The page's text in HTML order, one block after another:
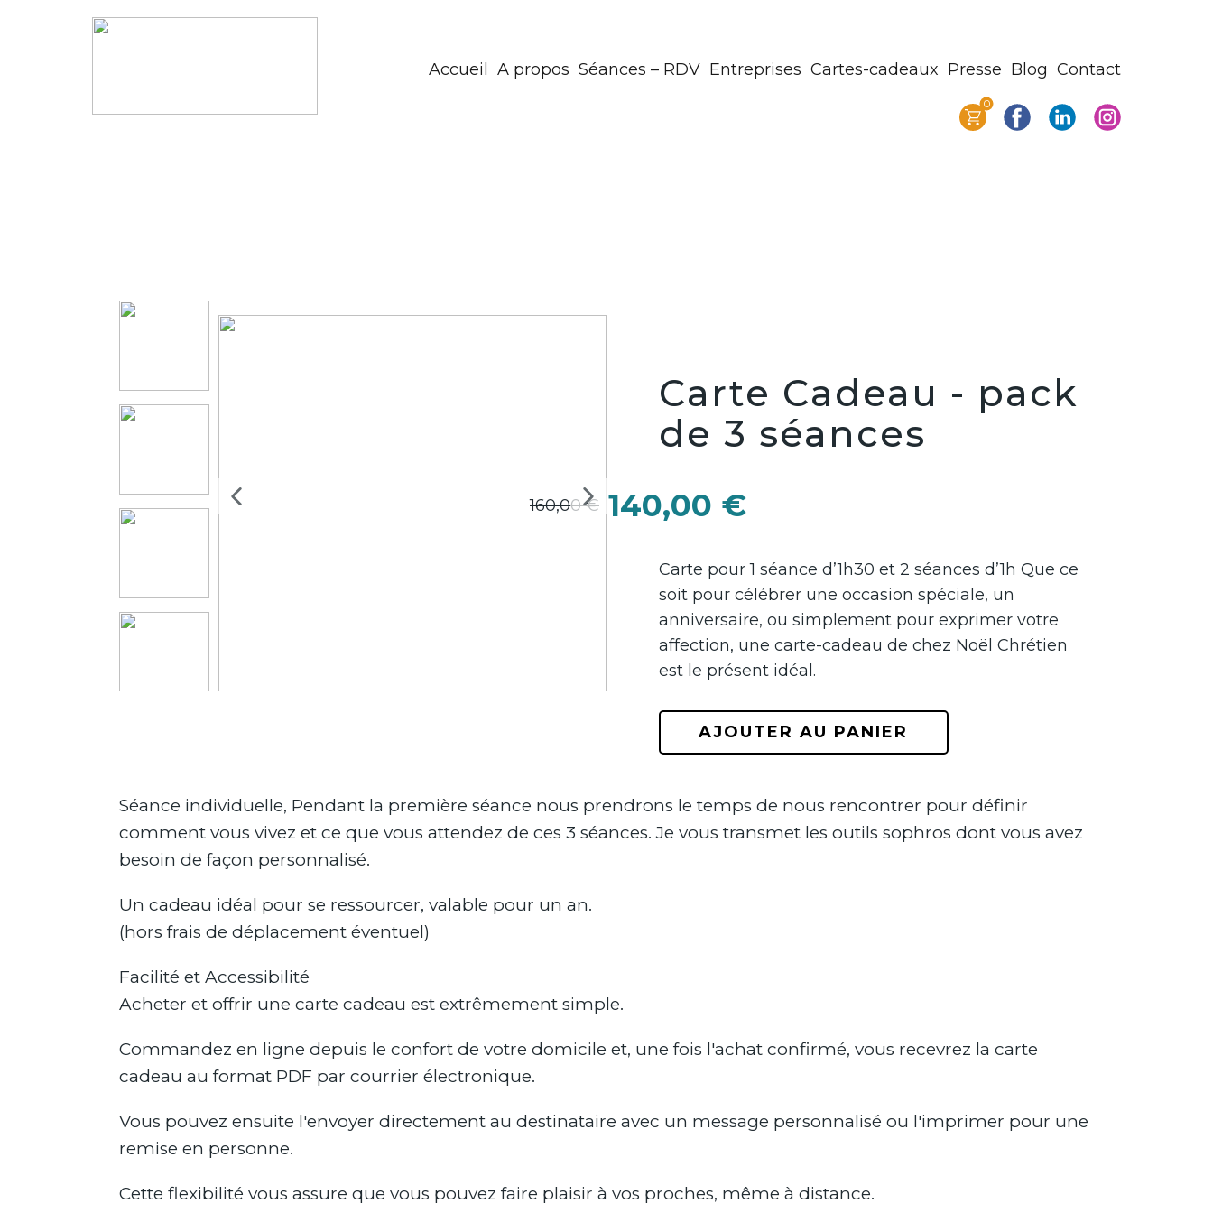
Accueil A propos Séances – RDV Entreprises Cartes-cadeaux Presse Blog Contact
0
Carte Cadeau - pack
de 3 séances
160,00€ 140,00 €
Carte pour 1 séance d’1h30 et 2 séances d’1h Que ce
soit pour célébrer une occasion spéciale, un
anniversaire, ou simplement pour exprimer votre
affection, une carte-cadeau de chez Noël Chrétien
est le présent idéal.
AJOUTER AU PANIER
Séance individuelle, Pendant la première séance nous prendrons le temps de nous rencontrer pour définir
comment vous vivez et ce que vous attendez de ces 3 séances. Je vous transmet les outils sophros dont vous avez
besoin de façon personnalisé.
Un cadeau idéal pour se ressourcer, valable pour un an.
(hors frais de déplacement éventuel)
Facilité et Accessibilité
Acheter et offrir une carte cadeau est extrêmement simple.
Commandez en ligne depuis le confort de votre domicile et, une fois l'achat confirmé, vous recevrez la carte
cadeau au format PDF par courrier électronique.
Vous pouvez ensuite l'envoyer directement au destinataire avec un message personnalisé ou l'imprimer pour une
remise en personne.
Cette flexibilité vous assure que vous pouvez faire plaisir à vos proches, même à distance.